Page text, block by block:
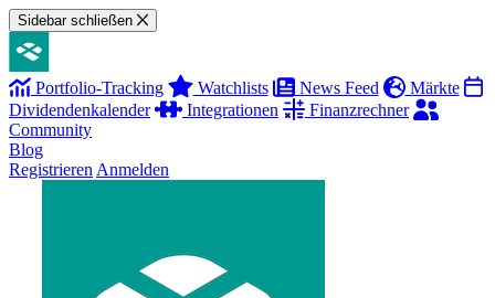
Sidebar schließen
Portfolio-Tracking Watchlists News Feed
Märkte
Dividendenkalender
Integrationen
Finanzrechner
Community
Blog
Registrieren Anmelden